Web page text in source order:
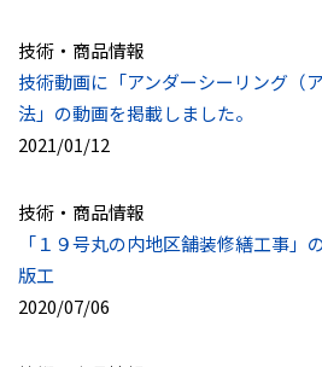
技術・商品情報
技術動画に「アンダーシーリング（
法」の動画を掲載しました。
2021/01/12
技術・商品情報
「１９号丸の内地区舗装修繕工事」
版工
2020/07/06